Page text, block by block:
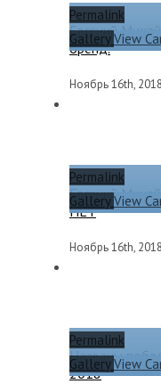
Permalink
GalleryView
Евгений
бренд.
Ноябрь 16th, 2018
Permalink
GalleryView
Евгений
НЕТ
Ноябрь 16th, 2018
Permalink
GalleryView
Названы
2018